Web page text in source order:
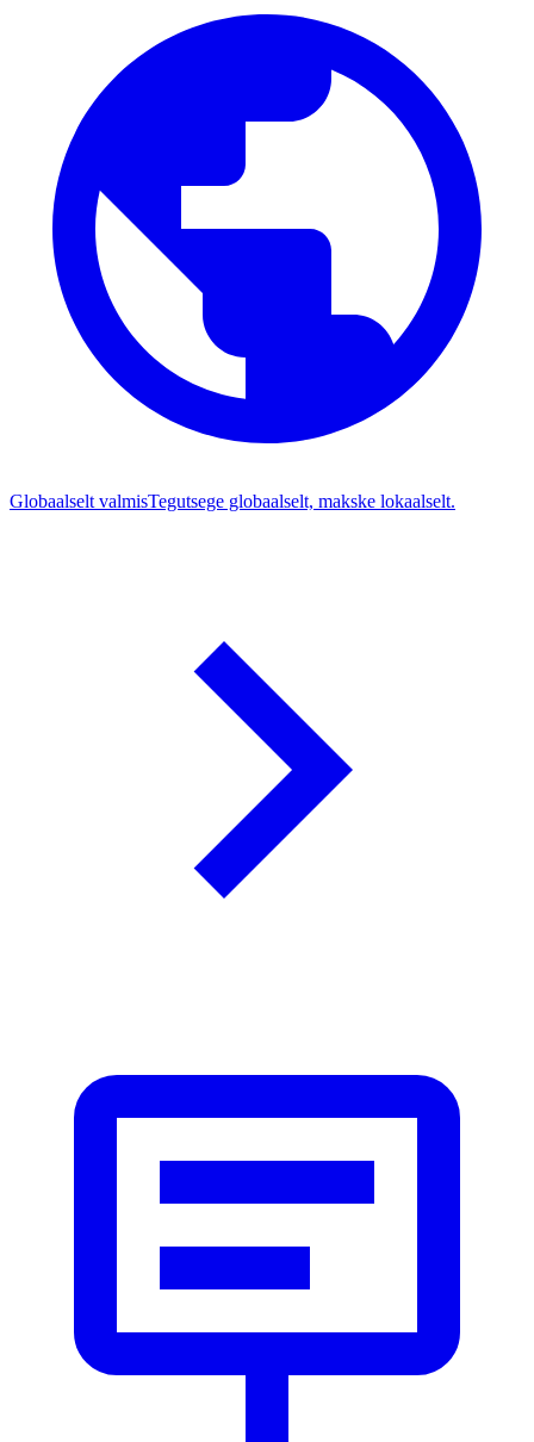
Globaalselt valmisTegutsege globaalselt, makske lokaalselt.